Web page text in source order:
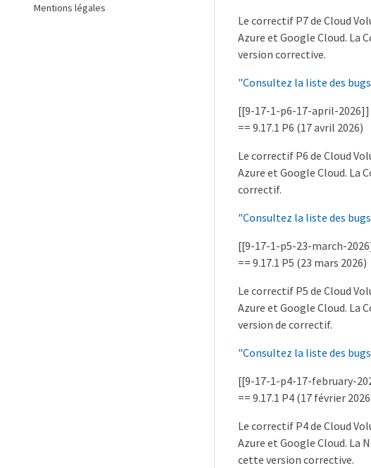
Mentions légales
Le correctif P7 de Cloud
Azure et Google Cloud. La
version corrective.
"Consultez la liste des
[[9-17-1-p6-17-april-2026]]
== 9.17.1 P6 (17 avril 2026)
Le correctif P6 de Cloud
Azure et Google Cloud. La
correctif.
"Consultez la liste des
[[9-17-1-p5-23-march-
== 9.17.1 P5 (23 mars 2026)
Le correctif P5 de Cloud
Azure et Google Cloud. La
version de correctif.
"Consultez la liste des
[[9-17-1-p4-17-february-
== 9.17.1 P4 (17 février
Le correctif P4 de Cloud
Azure et Google Cloud. La
cette version corrective.